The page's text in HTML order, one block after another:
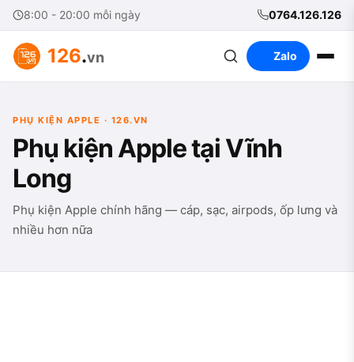
8:00 - 20:00 mỗi ngày 0764.126.126
126.vn Zalo
PHỤ KIỆN APPLE · 126.VN
Phụ kiện Apple tại Vĩnh
Long
Phụ kiện Apple chính hãng — cáp, sạc, airpods, ốp lưng và
nhiều hơn nữa